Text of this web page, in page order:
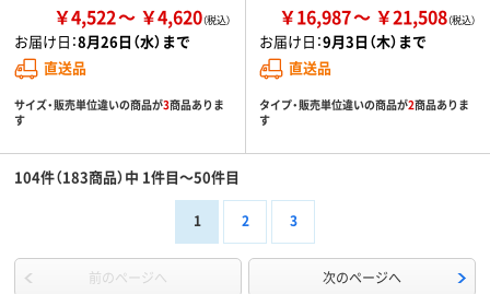
￥4,522 ￥4,620
お届け日：8月26日（水）まで
直送品
サイズ・販売単位違いの商品が3商品ありま
す
￥16,987 ￥21,508
お届け日：9月3日（木）まで
直送品
タイプ・販売単位違いの商品が2商品ありま
す
104件（183商品）中 1件目～50件目
1 2 3
前のページへ 次のページへ